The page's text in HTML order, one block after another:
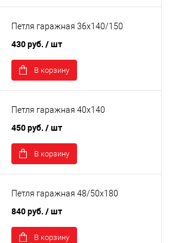
Петля гаражная 36х140/150
430 руб. / шт
В корзину
Петля гаражная 40х140
450 руб. / шт
В корзину
Петля гаражная 48/50х180
840 руб. / шт
В корзину